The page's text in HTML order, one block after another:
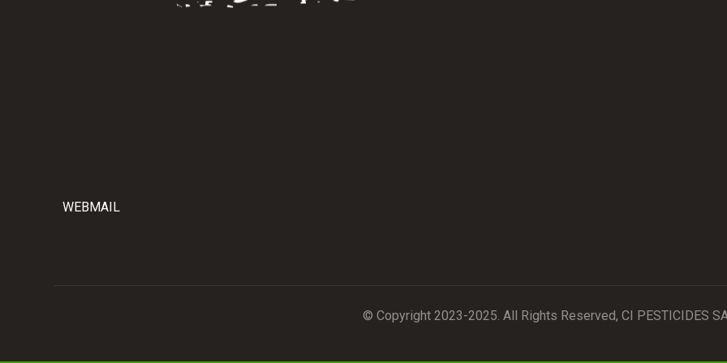
WEBMAIL
© Copyright 2023-2025. All Rights Reserved, CI PESTICIDES